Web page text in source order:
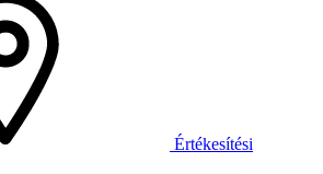
Értékesítési